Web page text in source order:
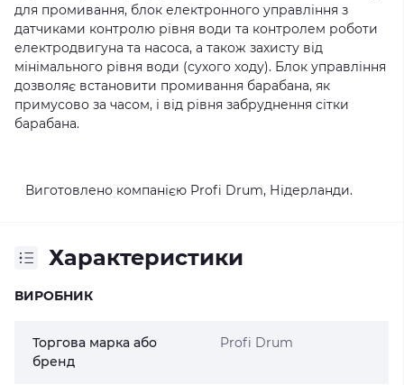
для промивання, блок електронного управління з
датчиками контролю рівня води та контролем роботи
електродвигуна та насоса, а також захисту від
мінімального рівня води (сухого ходу). Блок управління
дозволяє встановити промивання барабана, як
примусово за часом, і від рівня забруднення сітки
барабана.
Виготовлено компанією Profi Drum, Нідерланди.
Характеристики
ВИРОБНИК
Торгова марка або
бренд
Profi Drum